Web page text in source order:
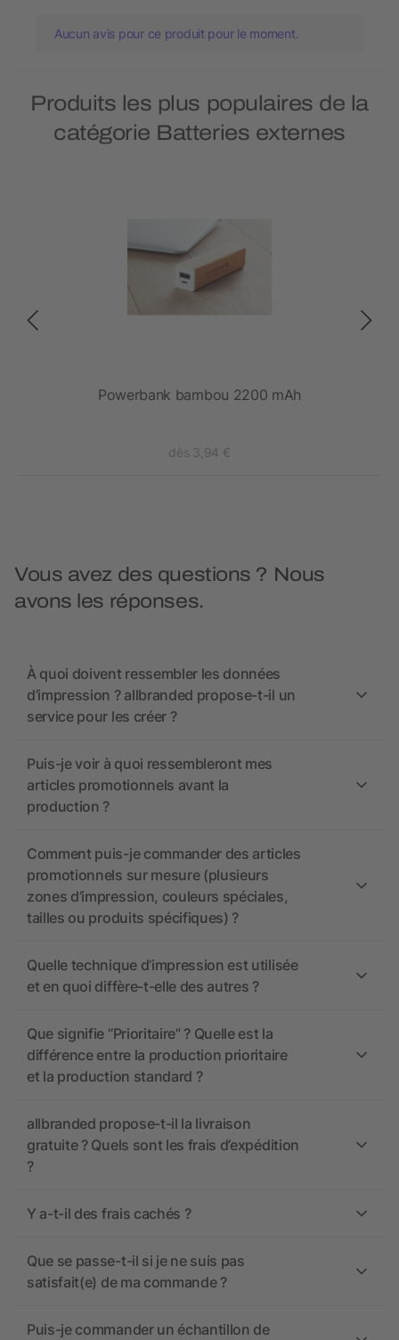
Aucun avis pour ce produit pour le moment.
Produits les plus populaires de la
catégorie Batteries externes
Powerbank bambou 2200 mAh
dès 3,94 €
Vous avez des questions ? Nous
avons les réponses.
À quoi doivent ressembler les données
d’impression ? allbranded propose-t-il un
service pour les créer ?
Puis-je voir à quoi ressembleront mes
articles promotionnels avant la
production ?
Comment puis-je commander des articles
promotionnels sur mesure (plusieurs
zones d’impression, couleurs spéciales,
tailles ou produits spécifiques) ?
Quelle technique d’impression est utilisée
et en quoi diffère-t-elle des autres ?
Que signifie “Prioritaire” ? Quelle est la
différence entre la production prioritaire
et la production standard ?
allbranded propose-t-il la livraison
gratuite ? Quels sont les frais d’expédition
?
Y a-t-il des frais cachés ?
Que se passe-t-il si je ne suis pas
satisfait(e) de ma commande ?
Puis-je commander un échantillon de